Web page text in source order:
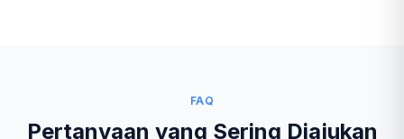
FAQ
Pertanyaan yang Sering Diajukan